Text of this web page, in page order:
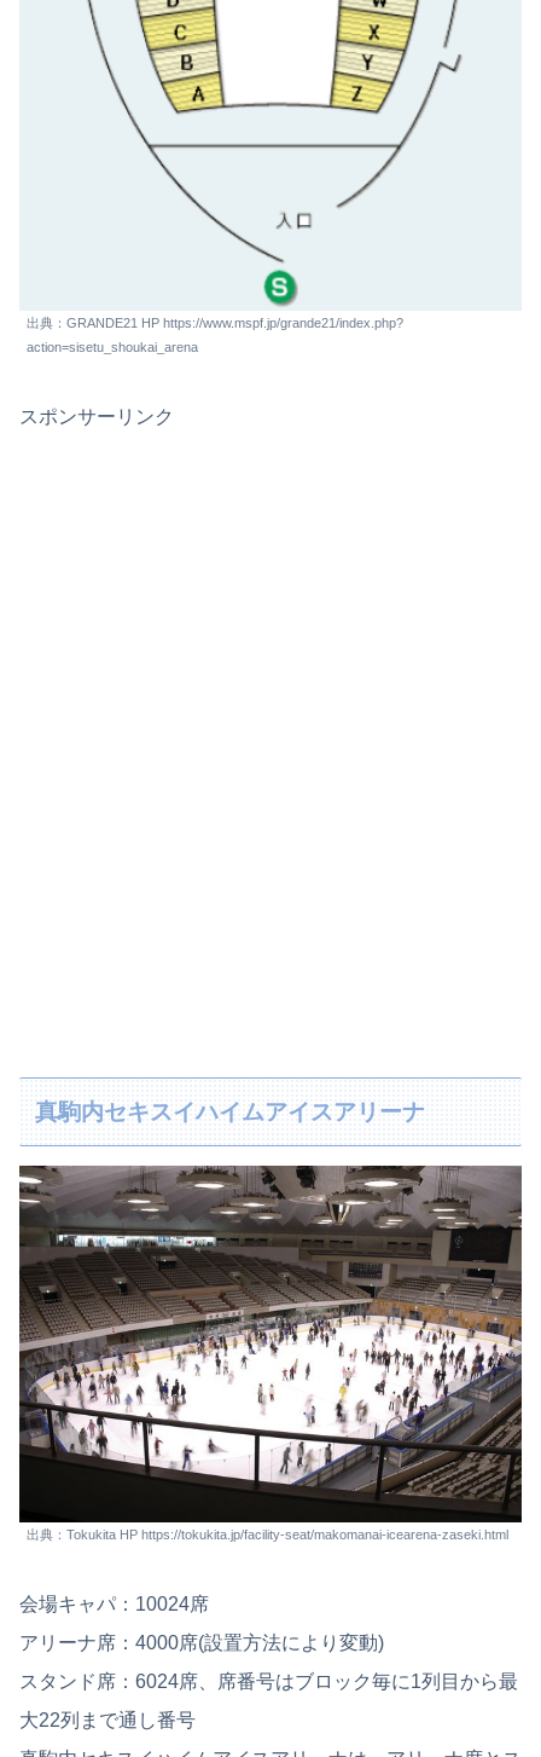
出典：GRANDE21 HP https://www.mspf.jp/grande21/index.php?
action=sisetu_shoukai_arena
スポンサーリンク
真駒内セキスイハイムアイスアリーナ
出典：Tokukita HP https://tokukita.jp/facility-seat/makomanai-icearena-zaseki.html
会場キャパ：10024席
アリーナ席：4000席(設置方法により変動)
スタンド席：6024席、席番号はブロック毎に1列目から最
大22列まで通し番号